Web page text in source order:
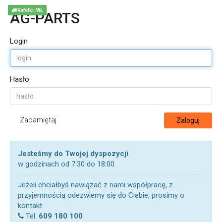
AG-PARTS
Login
Hasło
Zapamiętaj Zaloguj
Jesteśmy do Twojej dyspozycji
w godzinach od 7:30 do 18:00.
Jeżeli chciałbyś nawiązać z nami współpracę, z
przyjemnością odezwiemy się do Ciebie, prosimy o
kontakt:
Tel. 609 180 100
Kafelki: WŁ